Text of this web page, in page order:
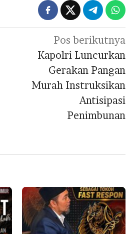
Pos berikutnya
Kapolri Luncurkan
Gerakan Pangan
Murah Instruksikan
Antisipasi
Penimbunan